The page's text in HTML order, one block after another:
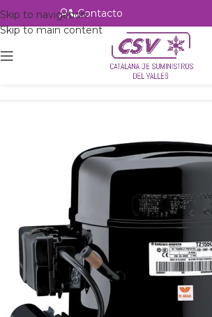
Skip to navigation
Skip to main content
Contacto
Refrigeración Compresores